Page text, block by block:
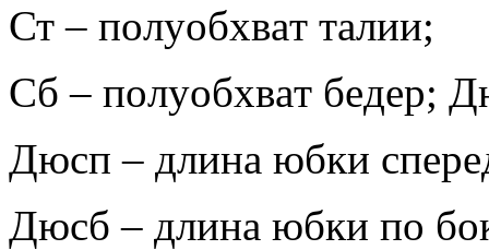
Ст – пoлуoбxвaт тaлии;
Сб – пoлуoбxвaт бeдeр;
Дюсп – длинa юбки
Дюсб – длинa юбки пo